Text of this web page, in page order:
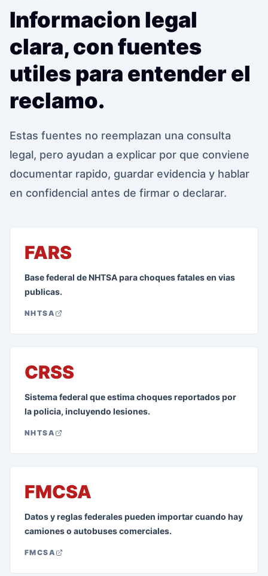
Informacion legal
clara, con fuentes
utiles para entender el
reclamo.
Estas fuentes no reemplazan una consulta
legal, pero ayudan a explicar por que conviene
documentar rapido, guardar evidencia y hablar
en confidencial antes de firmar o declarar.
FARS
Base federal de NHTSA para choques fatales en vias
publicas.
NHTSA
CRSS
Sistema federal que estima choques reportados por
la policia, incluyendo lesiones.
NHTSA
FMCSA
Datos y reglas federales pueden importar cuando hay
camiones o autobuses comerciales.
FMCSA